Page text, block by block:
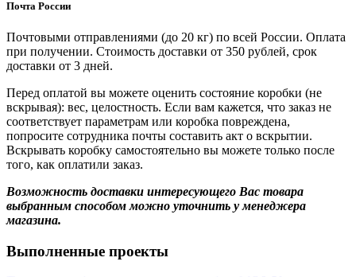
Почта России
Почтовыми отправлениями (до 20 кг) по всей России. Оплата
при получении. Стоимость доставки от 350 рублей, срок
доставки от 3 дней.
Перед оплатой вы можете оценить состояние коробки (не
вскрывая): вес, целостность. Если вам кажется, что заказ не
соответствует параметрам или коробка повреждена,
попросите сотрудника почты составить акт о вскрытии.
Вскрывать коробку самостоятельно вы можете только после
того, как оплатили заказ.
Возможность доставки интересующего Вас товара
выбранным способом можно уточнить у менеджера
магазина.
Выполненные проекты